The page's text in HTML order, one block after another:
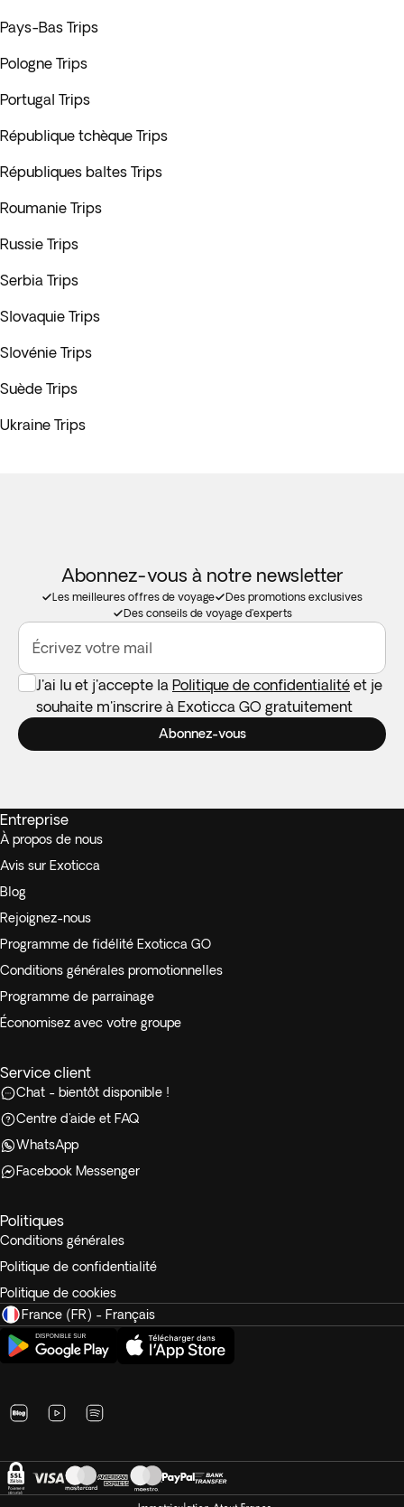
Pays-Bas Trips
Pologne Trips
Portugal Trips
République tchèque Trips
Républiques baltes Trips
Roumanie Trips
Russie Trips
Serbia Trips
Slovaquie Trips
Slovénie Trips
Suède Trips
Ukraine Trips
Abonnez-vous à notre newsletter
Les meilleures offres de voyage
Des promotions exclusives
Des conseils de voyage d'experts
Écrivez votre mail
J'ai lu et j'accepte la Politique de confidentialité et je
souhaite m'inscrire à Exoticca GO gratuitement
Abonnez-vous
Entreprise
À propos de nous
Avis sur Exoticca
Blog
Rejoignez-nous
Programme de fidélité Exoticca GO
Conditions générales promotionnelles
Programme de parrainage
Économisez avec votre groupe
Service client
Chat - bientôt disponible !
Centre d'aide et FAQ
WhatsApp
Facebook Messenger
Politiques
Conditions générales
Politique de confidentialité
Politique de cookies
France (FR) - Français